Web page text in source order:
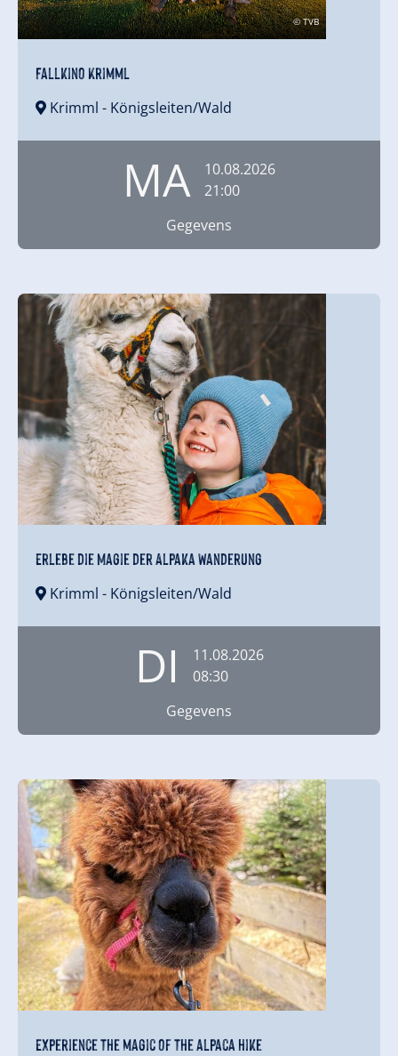
© TVB
Fallkino Krimml
Krimml - Königsleiten/Wald
MA
10.08.2026
21:00
Gegevens
Erlebe die Magie der Alpaka Wanderung
Krimml - Königsleiten/Wald
DI
11.08.2026
08:30
Gegevens
Experience the magic of the alpaca hike